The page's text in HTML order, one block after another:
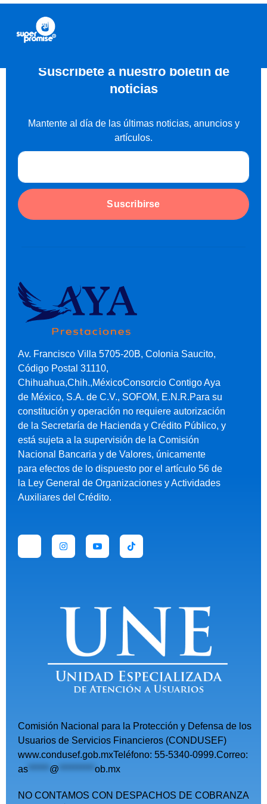
Suscríbete a nuestro boletín de
noticias
Mantente al día de las últimas noticias, anuncios y
artículos.
Suscribirse
Av. Francisco Villa 5705-20B, Colonia Saucito,
Código Postal 31110,
Chihuahua,Chih.,MéxicoConsorcio Contigo Aya
de México, S.A. de C.V., SOFOM, E.N.R.Para su
constitución y operación no requiere autorización
de la Secretaría de Hacienda y Crédito Público, y
está sujeta a la supervisión de la Comisión
Nacional Bancaria y de Valores, únicamente
para efectos de lo dispuesto por el artículo 56 de
la Ley General de Organizaciones y Actividades
Auxiliares del Crédito.
Comisión Nacional para la Protección y Defensa de los
Usuarios de Servicios Financieros (CONDUSEF)
www.condusef.gob.mxTeléfono: 55-5340-0999.Correo:
as ****** @ ********** ob.mx
NO CONTAMOS CON DESPACHOS DE COBRANZA